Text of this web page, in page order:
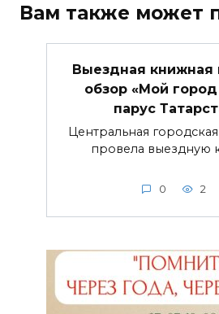
Вам также может
Выездная книжная
обзор «Мой
парус
Центральная
провела выездную
0 2